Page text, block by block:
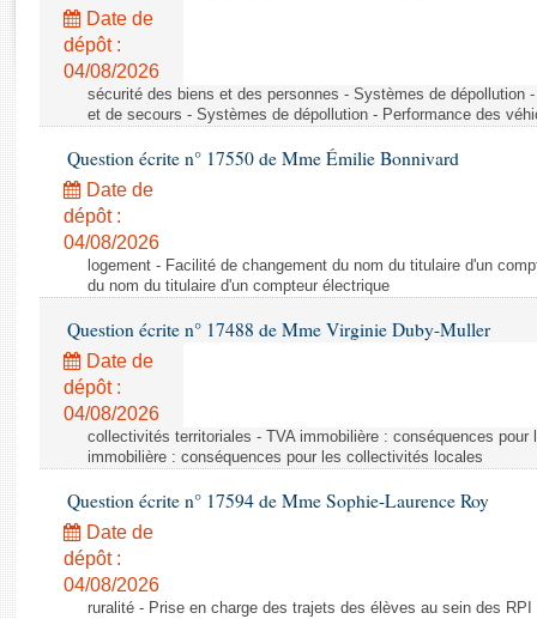
Rapports législatifs
Rapports sur l'application des lois
Baromètre de l’application des lois
Dossiers législatifs
Budget et sécurité sociale
Questions écrites et orales
Comptes rendus des débats
Date de
dépôt :
04/08/2026
sécurité des biens et des personnes - Systèmes de dépollution
et de secours - Systèmes de dépollution - Performance des
Question écrite n° 17550 de Mme Émilie Bonnivard
Date de
dépôt :
04/08/2026
logement - Facilité de changement du nom du titulaire d'un
du nom du titulaire d'un compteur électrique
Question écrite n° 17488 de Mme Virginie Duby-Muller
Date de
dépôt :
04/08/2026
collectivités territoriales - TVA immobilière : conséquences
immobilière : conséquences pour les collectivités locales
Question écrite n° 17594 de Mme Sophie-Laurence Roy
Date de
dépôt :
04/08/2026
ruralité - Prise en charge des trajets des élèves au sein des